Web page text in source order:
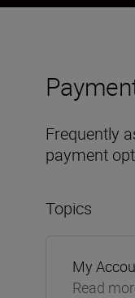
Topics
My
Read
Frequently
payment